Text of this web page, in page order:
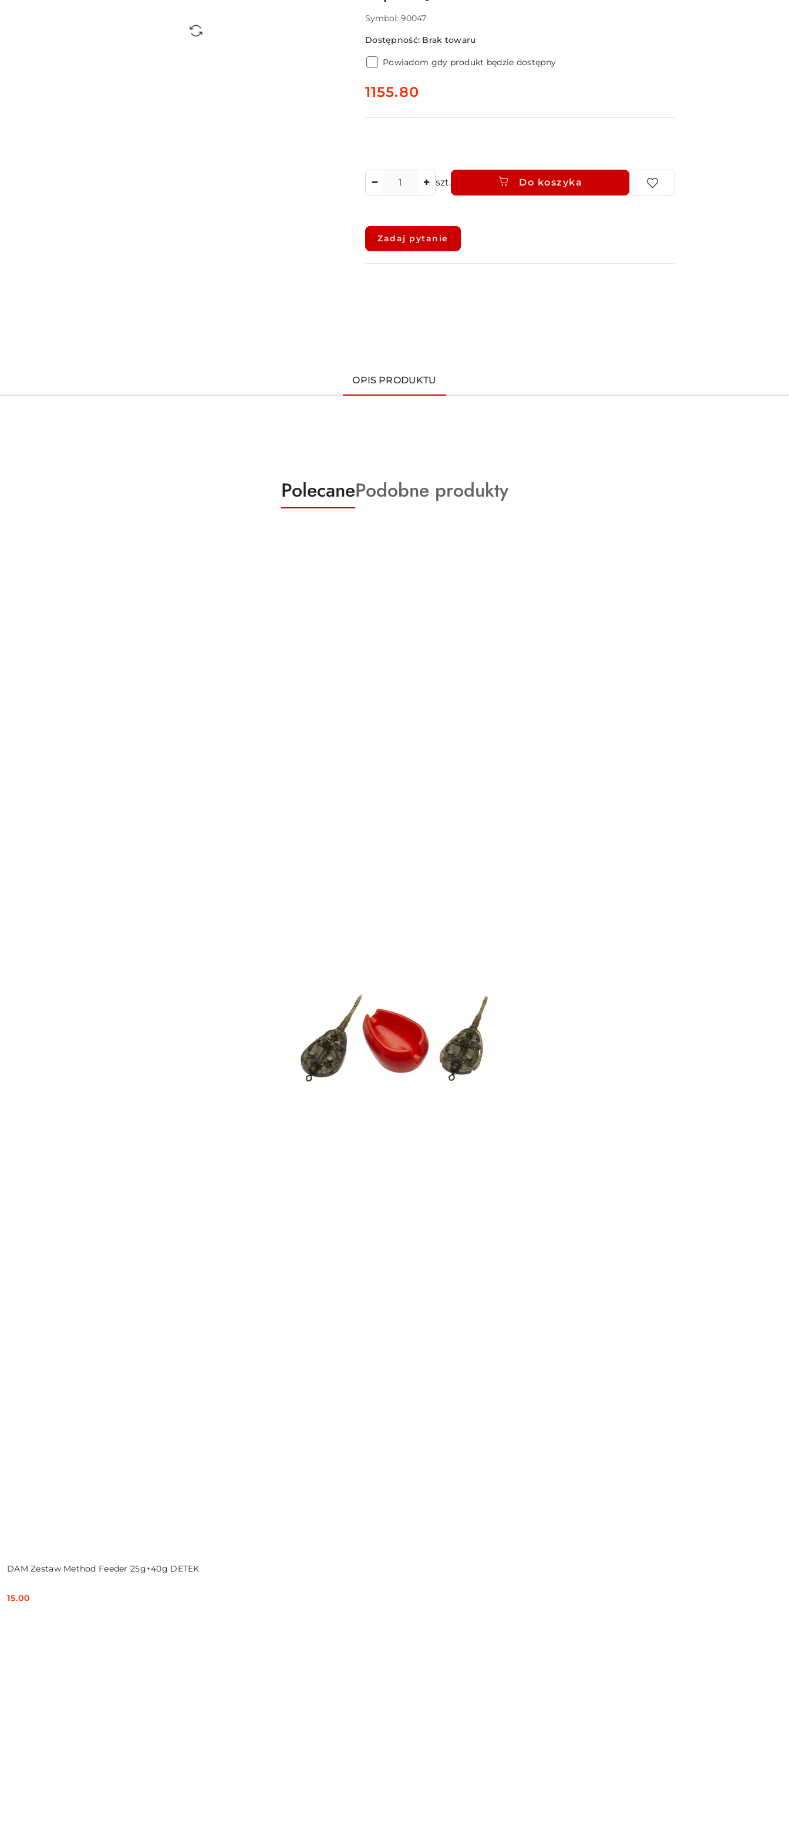
Symbol: 90047
Dostępność: Brak towaru
Powiadom gdy produkt będzie dostępny
cena:
1155.80
szt. Do koszyka
Dostępność
i
dostawa
Zadaj pytanie
OPIS PRODUKTU
Produkty
o
PolecaneProdukty
o
Podobne produkty
DAM Zestaw Method Feeder 25g+40g DETEK
Cena:
15.00